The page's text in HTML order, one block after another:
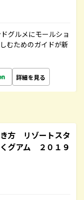
グルメにモールショ
むためのガイドが新
詳細を見る
方 リゾートスタ
グアム ２０１９